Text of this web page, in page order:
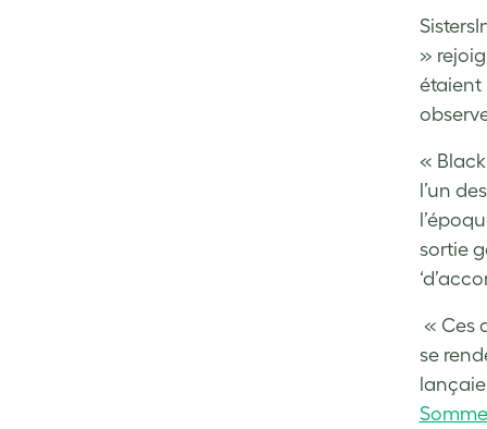
»
étaient
«
l’un
sortie
« Ces
se